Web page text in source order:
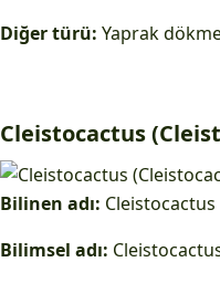
Diğer türü: Yaprak
Cleistocactus
Bilinen adı: Cleistocactus
Bilimsel adı: